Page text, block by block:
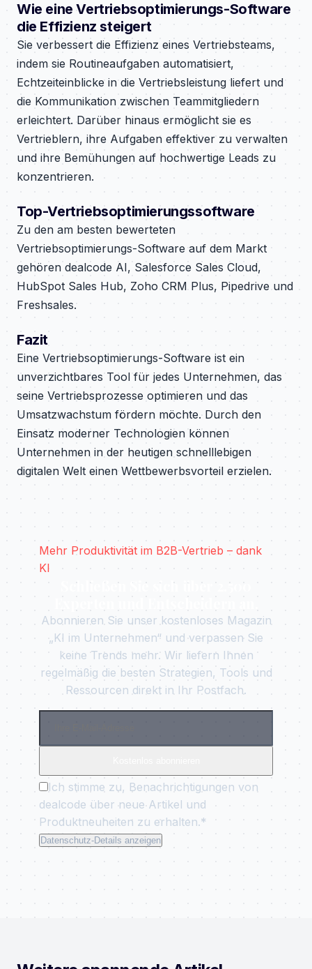
Wie eine Vertriebsoptimierungs-Software
die Effizienz steigert
Sie verbessert die Effizienz eines Vertriebsteams,
indem sie Routineaufgaben automatisiert,
Echtzeiteinblicke in die Vertriebsleistung liefert und
die Kommunikation zwischen Teammitgliedern
erleichtert. Darüber hinaus ermöglicht sie es
Vertrieblern, ihre Aufgaben effektiver zu verwalten
und ihre Bemühungen auf hochwertige Leads zu
konzentrieren.
Top-Vertriebsoptimierungssoftware
Zu den am besten bewerteten
Vertriebsoptimierungs-Software auf dem Markt
gehören dealcode AI, Salesforce Sales Cloud,
HubSpot Sales Hub, Zoho CRM Plus, Pipedrive und
Freshsales.
Fazit
Eine Vertriebsoptimierungs-Software ist ein
unverzichtbares Tool für jedes Unternehmen, das
seine Vertriebsprozesse optimieren und das
Umsatzwachstum fördern möchte. Durch den
Einsatz moderner Technologien können
Unternehmen in der heutigen schnelllebigen
digitalen Welt einen Wettbewerbsvorteil erzielen.
Mehr Produktivität im B2B-Vertrieb – dank
KI
Schließen Sie sich über 2.500
Experten und Entscheidern an.
Abonnieren Sie unser kostenloses Magazin
„KI im Unternehmen“ und verpassen Sie
keine Trends mehr. Wir liefern Ihnen
regelmäßig die besten Strategien, Tools und
Ressourcen direkt in Ihr Postfach.
Ich stimme zu, Benachrichtigungen von
dealcode über neue Artikel und
Produktneuheiten zu erhalten.*
Datenschutz-Details anzeigen